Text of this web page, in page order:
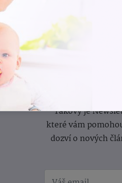
Pravidelný přísun
Takový je
které vám
dozví o nových